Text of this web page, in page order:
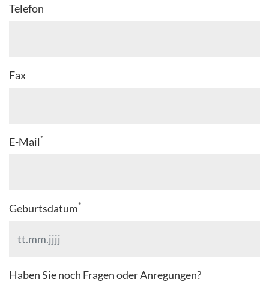
Telefon
Fax
E-Mail*
Geburtsdatum*
Haben Sie noch Fragen oder Anregungen?